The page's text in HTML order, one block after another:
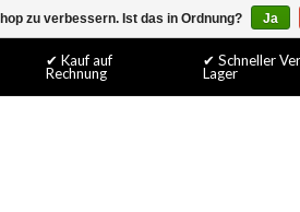
✔ Kauf auf
Rechnung
✔ Schneller
Lager
zu verbessern. Ist das in Ordnung? Ja